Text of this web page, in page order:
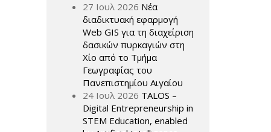
27 Ιουλ 2026 Νέα
διαδικτυακή εφαρμογή
Web GIS για τη διαχείριση
δασικών πυρκαγιών στη
Χίο από το Τμήμα
Γεωγραφίας του
Πανεπιστημίου Αιγαίου
24 Ιουλ 2026 TALOS –
Digital Entrepreneurship in
STEM Education, enabled